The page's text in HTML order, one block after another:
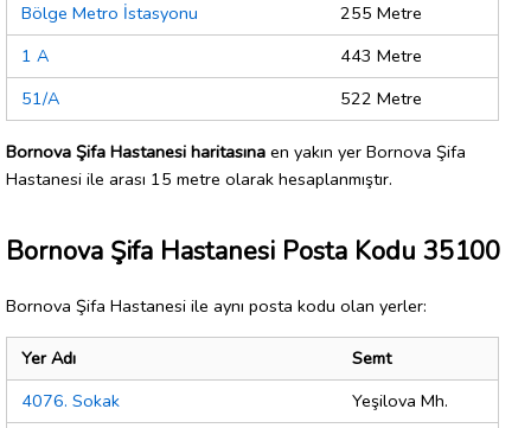
Bölge Metro İstasyonu
255 Metre
1 A
443 Metre
51/A
522 Metre
Bornova Şifa Hastanesi haritasına en yakın yer Bornova Şifa
Hastanesi ile arası 15 metre olarak hesaplanmıştır.
Bornova Şifa Hastanesi Posta Kodu 35100
Bornova Şifa Hastanesi ile aynı posta kodu olan yerler:
Yer Adı
Semt
4076. Sokak
Yeşilova Mh.